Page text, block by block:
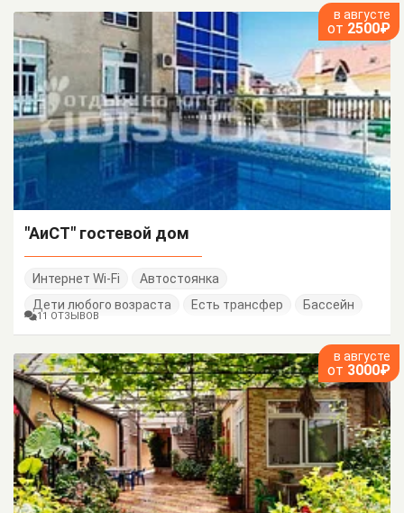
в августе
от 2500₽
"АиСТ" гостевой дом
Интернет Wi-Fi
Автостоянка
Дети любого возраста
Есть трансфер Бассейн
11 ОТЗЫВОВ
в августе
от 3000₽